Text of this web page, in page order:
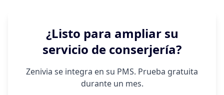
¿Listo para ampliar su
servicio de conserjería?
Zenivia se integra en su PMS. Prueba gratuita
durante un mes.